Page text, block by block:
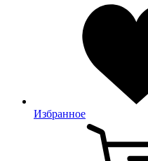
Избранное